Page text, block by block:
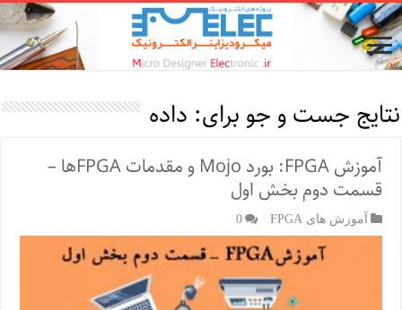
نتایج جست و جو برای: داده
آموزش FPGA: بورد Mojo و مقدمات FPGA‌ها –
قسمت دوم بخش اول
آموزش های FPGA 0